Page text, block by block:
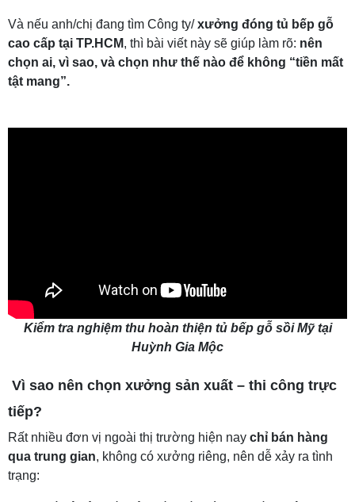
Và nếu anh/chị đang tìm Công ty/xưởng đóng tủ bếp gỗ
cao cấp tại TP.HCM, thì bài viết này sẽ giúp làm rõ: nên
chọn ai, vì sao, và chọn như thế nào để không “tiền mất
tật mang”.
Kiểm tra nghiệm thu hoàn thiện tủ bếp gỗ sồi Mỹ tại
Huỳnh Gia Mộc
Vì sao nên chọn xưởng sản xuất – thi công trực
tiếp?
Rất nhiều đơn vị ngoài thị trường hiện nay chỉ bán hàng
qua trung gian, không có xưởng riêng, nên dễ xảy ra tình
trạng: